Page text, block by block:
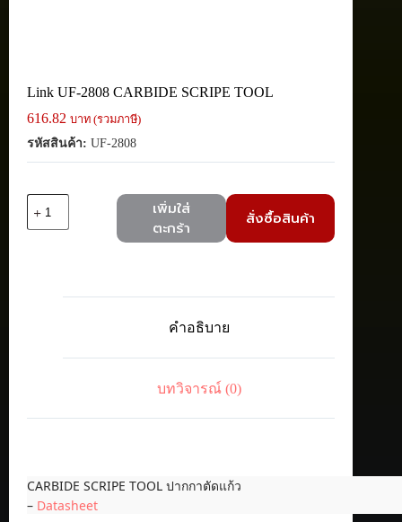
Link UF-2808 CARBIDE SCRIPE TOOL
616.82 บาท (รวมภาษี)
รหัสสินค้า: UF-2808
Link
เพิ่มใส่
ตะกร้า
สั่งซื้อสินค้า
คำอธิบาย
บทวิจารณ์ (0)
CARBIDE SCRIPE TOOL ปากกาตัดแก้ว
– Datasheet